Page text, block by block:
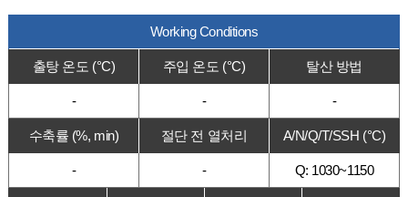
Working Conditions
출탕 온도 (°C) 주입 온도 (°C) 탈산 방법
- - -
수축률 (%, min) 절단 전 열처리 A/N/Q/T/SSH (°C)
- - Q: 1030~1150